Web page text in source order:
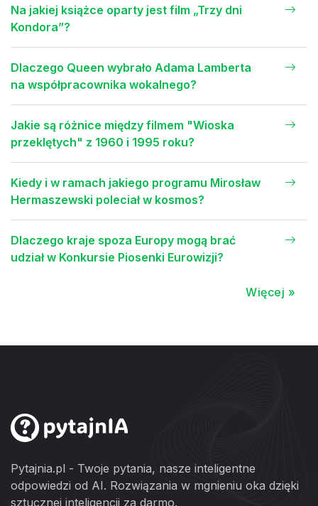
Na jakiej książce oparty jest film „Trzy dni
Kondora”?
Dlaczego Queen wybrało Adama Lamberta
na współpracownika wokalnego?
Jakie są różnice między filmem "Wioska
przeklętych" z 1960 i 1995 roku?
Kiedy i w ramach jakiego programu Mirosław
Hermaszewski poleciał w kosmos?
Dlaczego kraje spoza Europy mogą brać
udział w Konkursie Piosenki Eurowizji?
Więcej »
Pytajnia.pl - Twoje pytania, nasze inteligentne
odpowiedzi od AI. Rozwiązania w mgnieniu oka dzięki
sztucznej inteligencji za darmo.